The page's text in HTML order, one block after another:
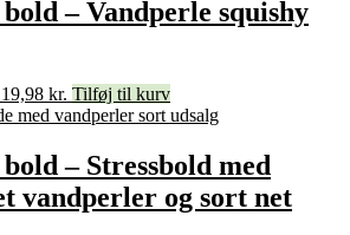
– Vandperle squishy
19,98 kr. Tilføj til kurv
– Stressbold med
vandperler og sort net